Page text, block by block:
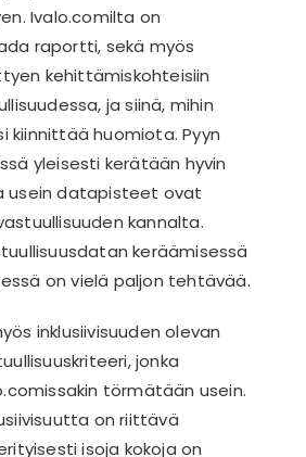
Ivalo.comilta on
raportti, sekä myös
kehittämiskohteisiin
ja siinä, mihin
kiinnittää huomiota. Pyyn
yleisesti kerätään hyvin
usein datapisteet ovat
kannalta.
keräämisessä
on vielä paljon tehtävää.
inklusiivisuuden olevan
jonka
törmätään usein.
on riittävä
isoja kokoja on